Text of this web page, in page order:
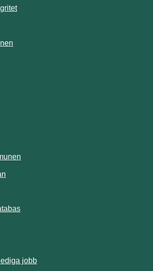
till annan webbplats.
Länk till annan webbplats.
webbplats.
jobb